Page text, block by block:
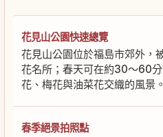
花見山公園快速總覽
花見山公園位於福島市郊外，
花名所；春天可在約30～60
花、梅花與油菜花交織的風景。
春季絕景拍照點